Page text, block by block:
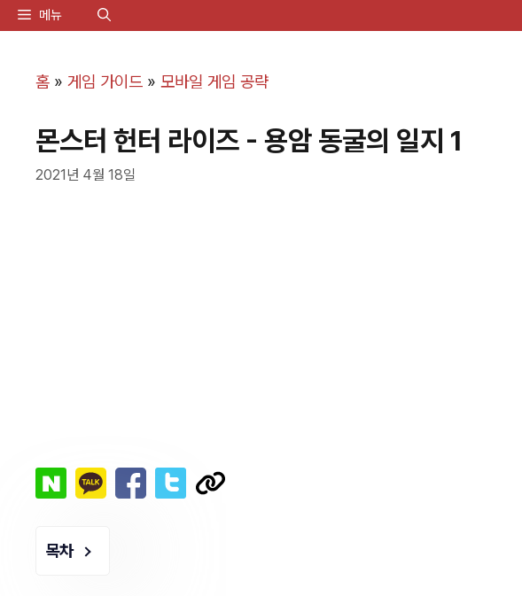
메뉴
홈 » 게임 가이드 » 모바일 게임 공략
몬스터 헌터 라이즈 - 용암 동굴의 일지 1
2021년 4월 18일
목차